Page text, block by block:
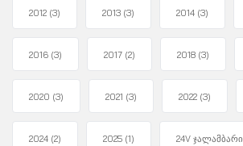
2012 (3) 2013 (3) 2014 (3)
2016 (3) 2017 (2) 2018 (3)
2020 (3) 2021 (3) 2022 (3)
2024 (2) 2025 (1) 24V ჯალამბარი